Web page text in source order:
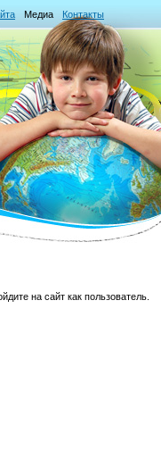
Медиа Контакты
на сайт как пользователь.